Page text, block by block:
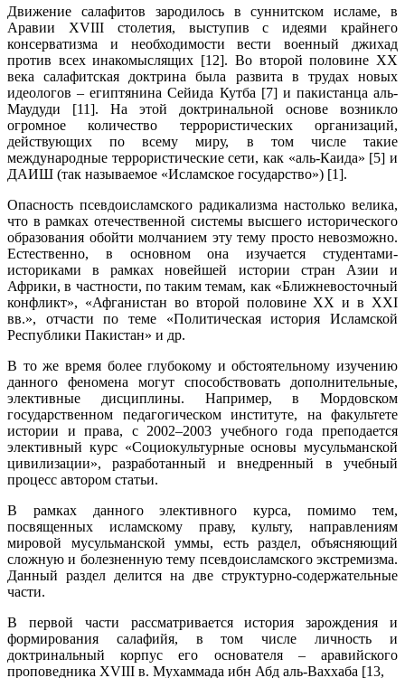
Движение салафитов зародилось в суннитском исламе, в
Аравии XVIII столетия, выступив с идеями крайнего
консерватизма и необходимости вести военный джихад
против всех инакомыслящих [12]. Во второй половине ХХ
века салафитская доктрина была развита в трудах новых
идеологов – египтянина Сейида Кутба [7] и пакистанца аль-
Маудуди [11]. На этой доктринальной основе возникло
огромное количество террористических организаций,
действующих по всему миру, в том числе такие
международные террористические сети, как «аль-Каида» [5] и
ДАИШ (так называемое «Исламское государство») [1].
Опасность псевдоисламского радикализма настолько велика,
что в рамках отечественной системы высшего исторического
образования обойти молчанием эту тему просто невозможно.
Естественно, в основном она изучается студентами-
историками в рамках новейшей истории стран Азии и
Африки, в частности, по таким темам, как «Ближневосточный
конфликт», «Афганистан во второй половине ХХ и в XXI
вв.», отчасти по теме «Политическая история Исламской
Республики Пакистан» и др.
В то же время более глубокому и обстоятельному изучению
данного феномена могут способствовать дополнительные,
элективные дисциплины. Например, в Мордовском
государственном педагогическом институте, на факультете
истории и права, с 2002–2003 учебного года преподается
элективный курс «Социокультурные основы мусульманской
цивилизации», разработанный и внедренный в учебный
процесс автором статьи.
В рамках данного элективного курса, помимо тем,
посвященных исламскому праву, культу, направлениям
мировой мусульманской уммы, есть раздел, объясняющий
сложную и болезненную тему псевдоисламского экстремизма.
Данный раздел делится на две структурно-содержательные
части.
В первой части рассматривается история зарождения и
формирования салафийя, в том числе личность и
доктринальный корпус его основателя – аравийского
проповедника XVIII в. Мухаммада ибн Абд аль-Ваххаба [13,